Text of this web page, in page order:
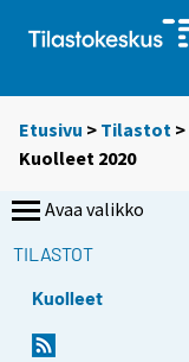
Etusivu > Tilastot >
Kuolleet 2020
Avaa valikko
TILASTOT
Kuolleet